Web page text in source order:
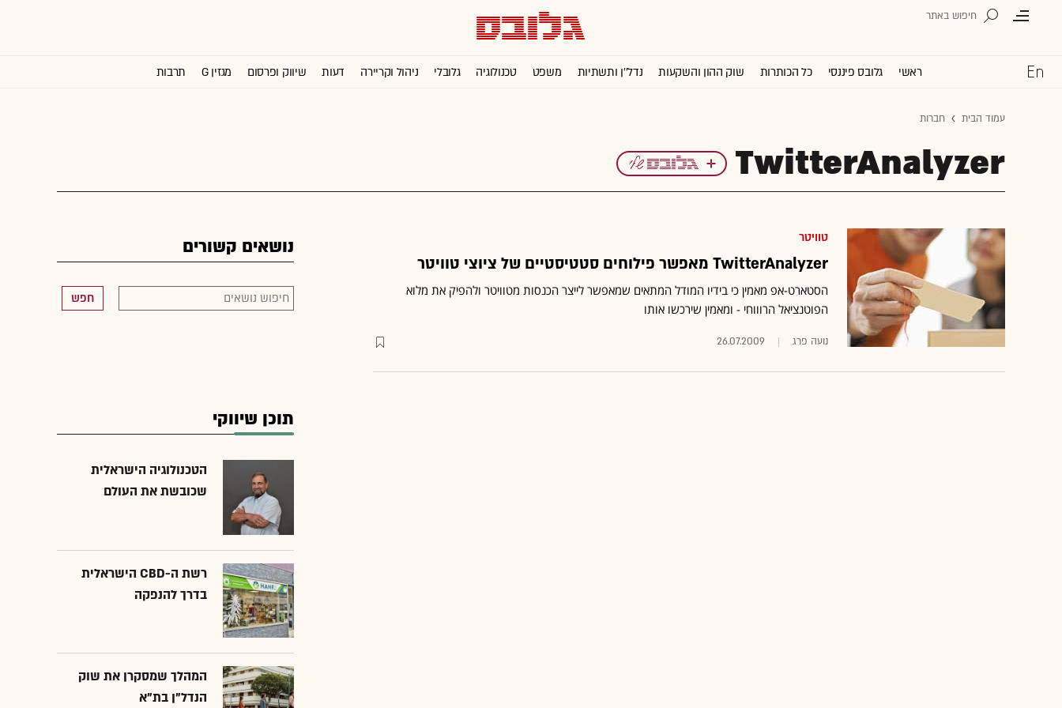
ראשי גלובס פיננסי כל הכותרות שוק ההון והשקעות נדל''ן ותשתיות משפט טכנולוגיה גלובלי ניהול וקריירה דעות שיווק ופרסום מגזין G תרבות
עמוד הבית חברות
TwitterAnalyzer
טוויטר
TwitterAnalyzer מאפשר פילוחים סטטיסטיים של ציוצי טוויטר
הסטארט-אפ מאמין כי בידיו המודל המתאים שמאפשר לייצר הכנסות מטוויטר ולהפיק את מלוא
הפוטנציאל הרוווחי - ומאמין שירכשו אותו
נועה פרג 26.07.2009
נושאים קשורים
חפש
תוכן שיווקי
הטכנולוגיה הישראלית
שכובשת את העולם
רשת ה-CBD הישראלית
בדרך להנפקה
המהלך שמסקרן את שוק
הנדל"ן בת"א